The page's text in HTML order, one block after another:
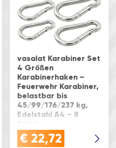
vasalat Karabiner Set
4 Größen
Karabinerhaken –
Feuerwehr Karabiner,
belastbar bis
45/99/176/237 kg,
Edelstahl A4 – 8
Ausführung: Mix-Set –
8 Stück
€ 22,72